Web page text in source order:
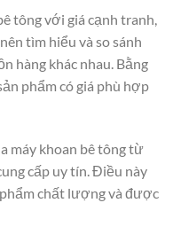
tông với giá cạnh tranh,
tìm hiểu và so sánh
hàng khác nhau. Bằng
phẩm có giá phù hợp
máy khoan bê tông từ
cấp uy tín. Điều này
chất lượng và được